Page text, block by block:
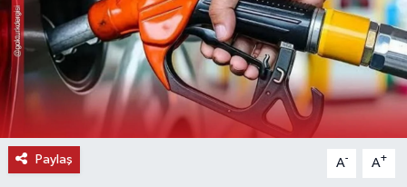
Paylaş A- A+
KÜLTÜR - SANAT
MAGAZİN
SAĞLIK